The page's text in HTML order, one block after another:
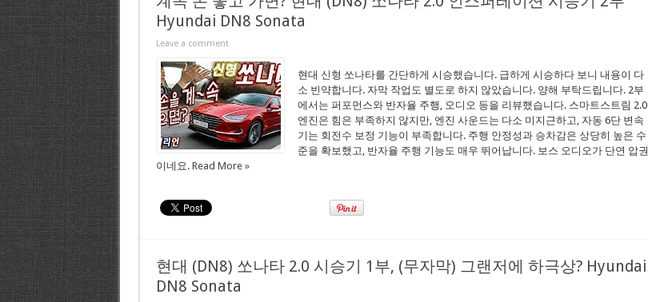
Hyundai DN8 Sonata
Leave a comment
현대 신형 쏘나타를 간단하게 시승했습니다. 급하게 시승하다 보니 내용이 다
소 빈약합니다. 자막 작업도 별도로 하지 않았습니다. 양해 부탁드립니다. 2부
에서는 퍼포먼스와 반자율 주행, 오디오 등을 리뷰했습니다. 스마트스트림 2.0
엔진은 힘은 부족하지 않지만, 엔진 사운드는 다소 미지근하고, 자동 6단 변속
기는 회전수 보정 기능이 부족합니다. 주행 안정성과 승차감은 상당히 높은 수
준을 확보했고, 반자율 주행 기능도 매우 뛰어납니다. 보스 오디오가 단연 압권
이네요. Read More »
현대 (DN8) 쏘나타 2.0 시승기 1부, (무자막) 그랜저에 하극상? Hyundai
DN8 Sonata